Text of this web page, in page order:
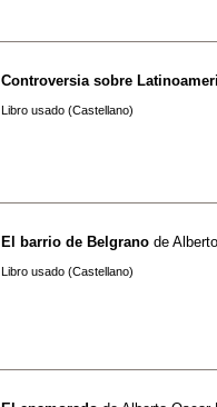
Controversia sobre
Libro usado (Castellano)
El barrio de Belgrano de
Libro usado (Castellano)